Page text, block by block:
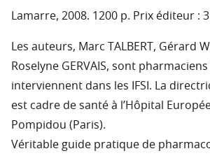
Lamarre, 2008. 1200 p. Prix éditeur :
Les auteurs, Marc TALBERT, Gérard
Roselyne GERVAIS, sont
interviennent dans les IFSI. La
est cadre de santé à l’Hôpital
Pompidou (Paris).
Véritable guide pratique de